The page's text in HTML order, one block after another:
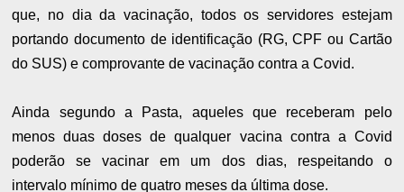
que, no dia da vacinação, todos os servidores estejam
portando documento de identificação (RG, CPF ou Cartão
do SUS) e comprovante de vacinação contra a Covid.
Ainda segundo a Pasta, aqueles que receberam pelo
menos duas doses de qualquer vacina contra a Covid
poderão se vacinar em um dos dias, respeitando o
intervalo mínimo de quatro meses da última dose.